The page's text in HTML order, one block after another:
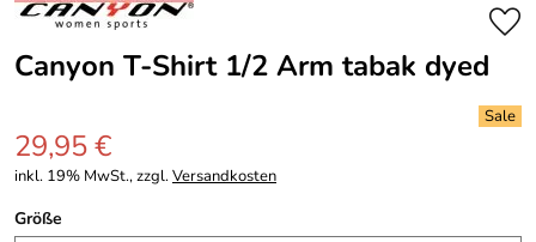
Canyon T-Shirt 1/2 Arm tabak dyed
29,95 €
inkl. 19% MwSt., zzgl.Versandkosten
Größe